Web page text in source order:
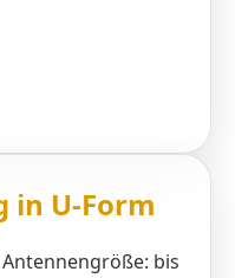
in U-Form
bis